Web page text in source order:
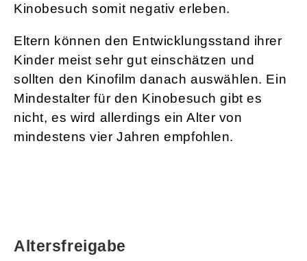
Kinobesuch somit negativ erleben.
Eltern können den Entwicklungsstand ihrer
Kinder meist sehr gut einschätzen und
sollten den Kinofilm danach auswählen. Ein
Mindestalter für den Kinobesuch gibt es
nicht, es wird allerdings ein Alter von
mindestens vier Jahren empfohlen.
Altersfreigabe